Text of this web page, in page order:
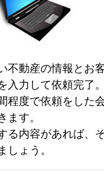
不動産の情報とお
入力して依頼完了
程度で依頼をした
す。
る内容があれば、
しょう。